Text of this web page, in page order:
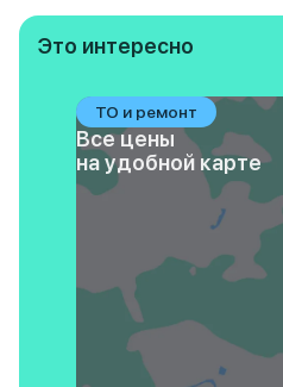
Это интересно
ТО и ремонт
Все цены
на удобной карте